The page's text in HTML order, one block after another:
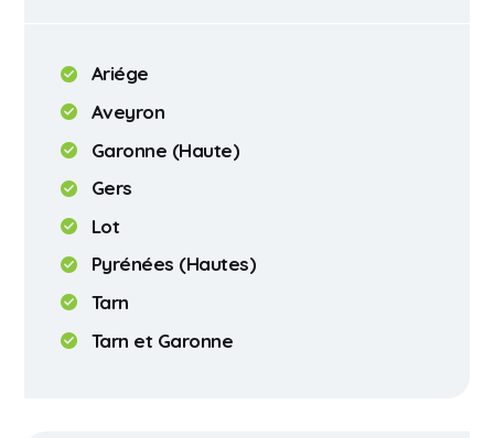
Ariége
Aveyron
Garonne (Haute)
Gers
Lot
Pyrénées (Hautes)
Tarn
Tarn et Garonne